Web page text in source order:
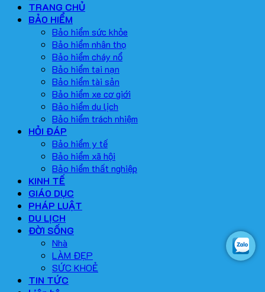
TRANG CHỦ
BẢO HIỂM
Bảo hiểm sức khỏe
Bảo hiểm nhân thọ
Bảo hiểm cháy nổ
Bảo hiểm tai nạn
Bảo hiểm tài sản
Bảo hiểm xe cơ giới
Bảo hiểm du lịch
Bảo hiểm trách nhiệm
HỎI ĐÁP
Bảo hiểm y tế
Bảo hiểm xã hội
Bảo hiểm thất nghiệp
KINH TẾ
GIÁO DỤC
PHÁP LUẬT
DU LỊCH
ĐỜI SỐNG
Nhà
LÀM ĐẸP
SỨC KHOẺ
TIN TỨC